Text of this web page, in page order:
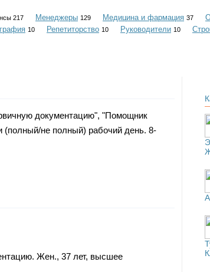
217 Менеджеры 129 Медицина и фармация 37
10 Репетиторство 10 Руководители 10
документацию", "Помощник
(полный/не полный) рабочий день. 8-
Жен., 37 лет, высшее